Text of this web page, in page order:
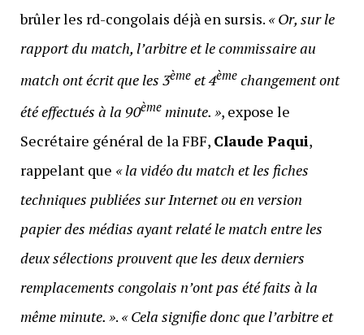
brûler les rd-congolais déjà en sursis. « Or, sur le
rapport du match, l’arbitre et le commissaire au
match ont écrit que les 3èmeet 4èmechangement ont
été effectués à la 90èmeminute. », expose le
Secrétaire général de la FBF, Claude Paqui,
rappelant que « la vidéo du match et les fiches
techniques publiées sur Internet ou en version
papier des médias ayant relaté le match entre les
deux sélections prouvent que les deux derniers
remplacements congolais n’ont pas été faits à la
même minute. ». « Cela signifie donc que l’arbitre et